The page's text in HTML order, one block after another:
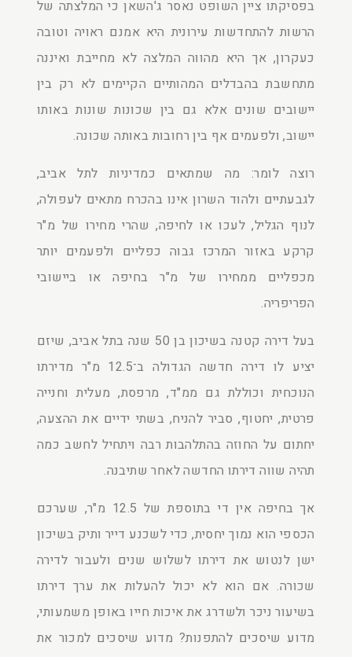
בפסיקתו ציין השופט נאסר ג'השאן כי המלצתה של
הרשות להתחדשות עירונית היא אמנם ראויה וטובה
כעקרון, אך היא מהווה המלצה לא מחייבת ואיננה
מתחשבת בהבדלים המהותיים הקיימים לא רק בין
יישובים שונים אלא גם בין שכונות שונות באותו
יישוב, ולפעמים אף בין רחובות באותה שכונה.
רוצה לומר: מה שמתאים כמדיניות לתל אביב,
לגבעתיים ולהוד השרון אינו בהכרח מתאים לעפולה,
לנוף הגליל, לעכו או לחיפה, שהרי מחירו של מ"ר
קרקע באזור המרכז גבוה כפליים ולפעמים יותר
מכפליים ממחירו של מ"ר בחיפה או ביישובי
הפריפריה.
בעל דירה קטנה בשיכון בן 50 שנה בתל אביב, שיזם
יציע לו דירה חדשה הגדולה ב־12.5 מ"ר מדירתו
הנוכחית וכוללת גם ממ"ד, מרפסת, מעלית וחנייה
פרטית, יחטוף, סביר להניח, בשתי ידיים את ההצעה,
יחתום על החוזה בהתלהבות רבה ויתחיל לחשב כמה
תהיה שווה דירתו החדשה לאחר שתיבנה.
אך בחיפה אין די בתוספת של 12.5 מ"ר, שערכם
הכספי הוא נמוך יחסית, כדי לשכנע דייר ותיק בשיכון
ישן לנטוש את דירתו לשלוש שנים ולעבור לדירה
שכורה. אם הוא לא יכול להעלות את ערך דירתו
בשיעור ניכר ולשדרג את איכות חייו באופן משמעותי,
מדוע שיסכים להתפנות? מדוע שיסכים למכור את